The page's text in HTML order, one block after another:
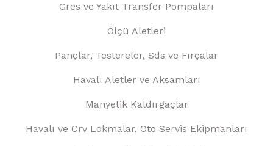
Gres ve Yakıt Transfer Pompaları
Ölçü Aletleri
Pançlar, Testereler, Sds ve Fırçalar
Havalı Aletler ve Aksamları
Manyetik Kaldırgaçlar
Havalı ve Crv Lokmalar, Oto Servis Ekipmanları